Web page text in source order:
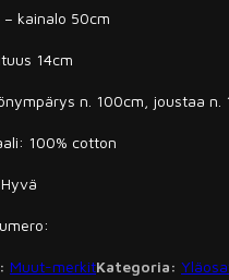
– kainalo 50cm
14cm
n. 100cm, joustaa n.
100% cotton
Muut-merkitKategoria: